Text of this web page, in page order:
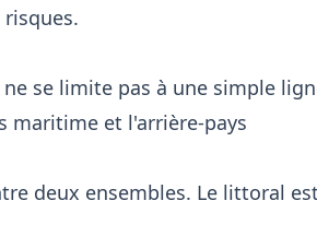
se limite pas à une simple
maritime et l'arrière-pays
deux ensembles. Le littoral est